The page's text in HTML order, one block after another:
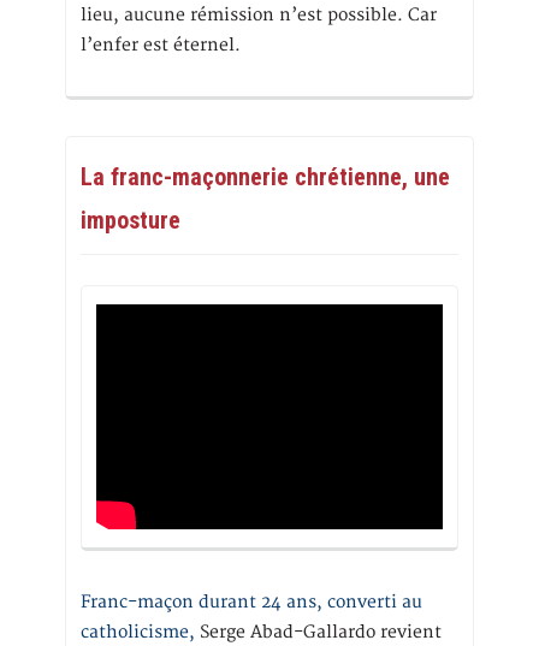
lieu, aucune rémission n’est possible. Car
l’enfer est éternel.
La franc-maçonnerie chrétienne, une
imposture
Franc-maçon durant 24 ans, converti au
catholicisme, Serge Abad-Gallardo revient